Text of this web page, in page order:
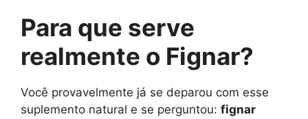
Para que serve
realmente o Fignar?
Você provavelmente já se deparou com esse
suplemento natural e se perguntou: fignar